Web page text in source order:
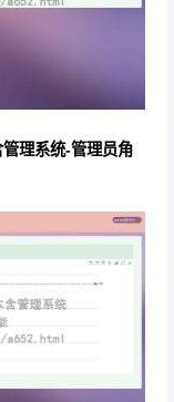
理系统-管理员角